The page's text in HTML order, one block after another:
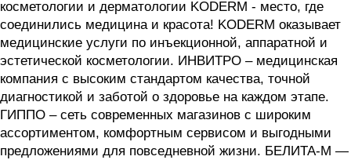
косметологии и дерматологии KODERM - место, где
соединились медицина и красота! KODERM оказывает
медицинские услуги по инъекционной, аппаратной и
эстетической косметологии. ИНВИТРО – медицинская
компания с высоким стандартом качества, точной
диагностикой и заботой о здоровье на каждом этапе.
ГИППО – сеть современных магазинов с широким
ассортиментом, комфортным сервисом и выгодными
предложениями для повседневной жизни. БЕЛИТА-М —